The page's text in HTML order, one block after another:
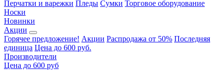
Перчатки и варежки Пледы Сумки Торговое оборудование
Носки
Новинки
Акции
Горячее предложение! Акции Распродажа от 50% Последняя
единица Цена до 600 руб.
Производители
Цена до 600 руб